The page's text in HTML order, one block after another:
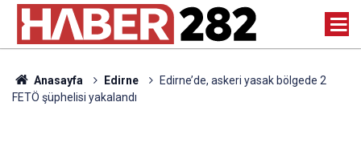
Anasayfa Edirne
Edirne’de, askeri yasak bölgede 2
FETÖ şüphelisi yakalandı